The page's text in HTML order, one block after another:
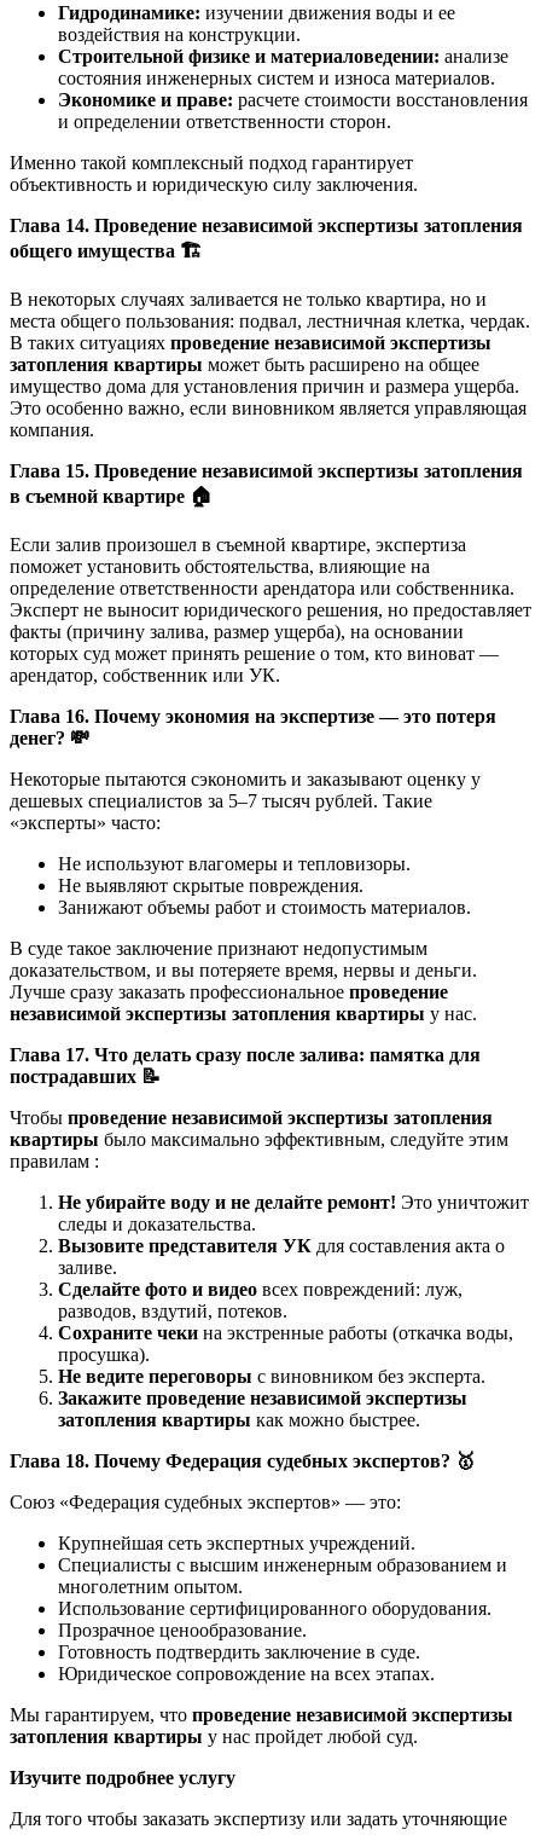
Гидродинамике: изучении движения воды и ее
воздействия на конструкции.
Строительной физике и материаловедении: анализе
состояния инженерных систем и износа материалов.
Экономике и праве: расчете стоимости восстановления
и определении ответственности сторон.
Именно такой комплексный подход гарантирует
объективность и юридическую силу заключения.
Глава 14. Проведение независимой экспертизы затопления
общего имущества 🏗
В некоторых случаях заливается не только квартира, но и
места общего пользования: подвал, лестничная клетка, чердак.
В таких ситуациях проведение независимой экспертизы
затопления квартиры может быть расширено на общее
имущество дома для установления причин и размера ущерба.
Это особенно важно, если виновником является управляющая
компания.
Глава 15. Проведение независимой экспертизы затопления
в съемной квартире 🏠
Если залив произошел в съемной квартире, экспертиза
поможет установить обстоятельства, влияющие на
определение ответственности арендатора или собственника.
Эксперт не выносит юридического решения, но предоставляет
факты (причину залива, размер ущерба), на основании
которых суд может принять решение о том, кто виноват —
арендатор, собственник или УК.
Глава 16. Почему экономия на экспертизе — это потеря
денег? 💸
Некоторые пытаются сэкономить и заказывают оценку у
дешевых специалистов за 5–7 тысяч рублей. Такие
«эксперты» часто:
Не используют влагомеры и тепловизоры.
Не выявляют скрытые повреждения.
Занижают объемы работ и стоимость материалов.
В суде такое заключение признают недопустимым
доказательством, и вы потеряете время, нервы и деньги.
Лучше сразу заказать профессиональное проведение
независимой экспертизы затопления квартиры у нас.
Глава 17. Что делать сразу после залива: памятка для
пострадавших 📝
Чтобы проведение независимой экспертизы затопления
квартиры было максимально эффективным, следуйте этим
правилам :
Не убирайте воду и не делайте ремонт! Это уничтожит
следы и доказательства.
Вызовите представителя УК для составления акта о
заливе.
Сделайте фото и видео всех повреждений: луж,
разводов, вздутий, потеков.
Сохраните чеки на экстренные работы (откачка воды,
просушка).
Не ведите переговоры с виновником без эксперта.
Закажите проведение независимой экспертизы
затопления квартиры как можно быстрее.
Глава 18. Почему Федерация судебных экспертов? 🥇
Союз «Федерация судебных экспертов» — это:
Крупнейшая сеть экспертных учреждений.
Специалисты с высшим инженерным образованием и
многолетним опытом.
Использование сертифицированного оборудования.
Прозрачное ценообразование.
Готовность подтвердить заключение в суде.
Юридическое сопровождение на всех этапах.
Мы гарантируем, что проведение независимой экспертизы
затопления квартиры у нас пройдет любой суд.
Изучите подробнее услугу
Для того чтобы заказать экспертизу или задать уточняющие